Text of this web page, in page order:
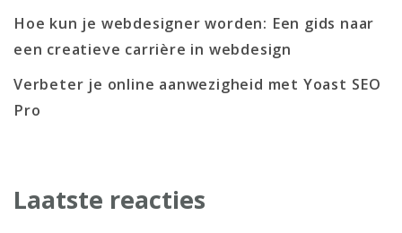
Hoe kun je webdesigner worden: Een gids naar
een creatieve carrière in webdesign
Verbeter je online aanwezigheid met Yoast SEO
Pro
Laatste reacties